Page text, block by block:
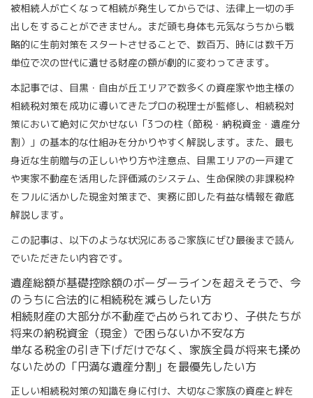
被相続人が亡くなって相続が発生してからでは、法律上一切の手
出しをすることができません。まだ頭も身体も元気なうちから戦
略的に生前対策をスタートさせることで、数百万、時には数千万
単位で次の世代に遺せる財産の額が劇的に変わってきます。
本記事では、目黒・自由が丘エリアで数多くの資産家や地主様の
相続税対策を成功に導いてきたプロの税理士が監修し、相続税対
策において絶対に欠かせない「3つの柱（節税・納税資金・遺産分
割）」の基本的な仕組みを分かりやすく解説します。また、最も
身近な生前贈与の正しいやり方や注意点、目黒エリアの一戸建て
や実家不動産を活用した評価減のシステム、生命保険の非課税枠
をフルに活かした現金対策まで、実務に即した有益な情報を徹底
解説します。
この記事は、以下のような状況にあるご家族にぜひ最後まで読ん
でいただきたい内容です。
遺産総額が基礎控除額のボーダーラインを超えそうで、今
のうちに合法的に相続税を減らしたい方
相続財産の大部分が不動産で占められており、子供たちが
将来の納税資金（現金）で困らないか不安な方
単なる税金の引き下げだけでなく、家族全員が将来も揉め
ないための「円満な遺産分割」を最優先したい方
正しい相続税対策の知識を身に付け、大切なご家族の資産と絆を